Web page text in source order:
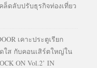
ล็ดลับปรับธุรกิจท่องเที่ยว
เคาะประตูเรียก
ใส กับคอนเสิร์ตใหญ่ใน
ON Vol.2’ IN